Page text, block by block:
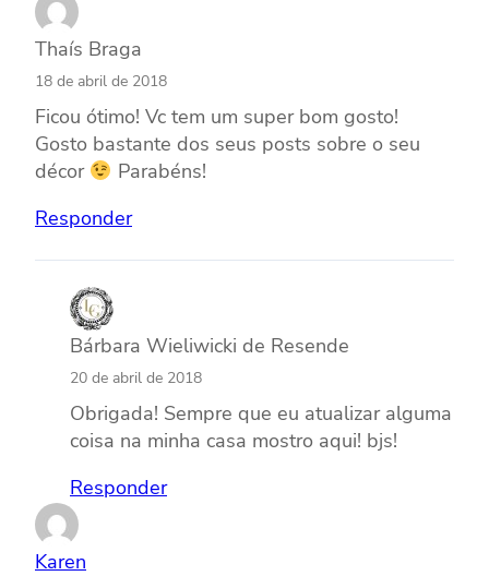
Thaís Braga
18 de abril de 2018
Ficou ótimo! Vc tem um super bom gosto!
Gosto bastante dos seus posts sobre o seu
décor
Parabéns!
Responder
Bárbara Wieliwicki de Resende
20 de abril de 2018
Obrigada! Sempre que eu atualizar alguma
coisa na minha casa mostro aqui! bjs!
Responder
Karen